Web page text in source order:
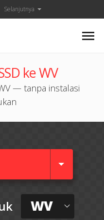
Selanjutnya
ke WV
— tanpa instalasi
WV